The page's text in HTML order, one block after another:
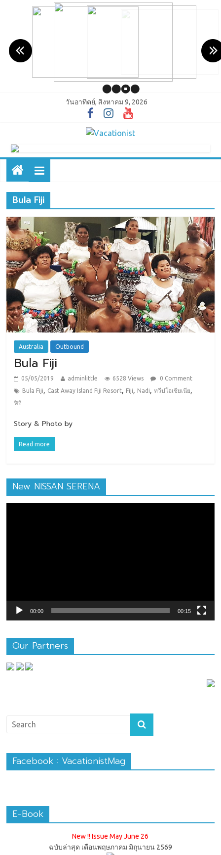
วันอาทิตย์, สิงหาคม 9, 2026
Bula Fiji
Australia Outbound
Bula Fiji
05/05/2019 adminlittle 6528 Views
0 Comment
Bula Fiji, Cast Away Island Fiji Resort, Fiji, Nadi,ทวีปโอเชียเนีย,
ฟิจิ
Story & Photo by
Read more
New NISSAN SERENA
00:00 00:15
Our Partners
Facebook : VacationistMag
E-Book
New !! Issue May June 26
ฉบับล่าสุด เดือนพฤษภาคม มิถุนายน 2569